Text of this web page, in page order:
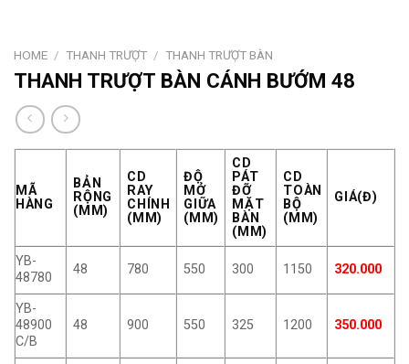
HOME / THANH TRƯỢT / THANH TRƯỢT BÀN
THANH TRƯỢT BÀN CÁNH BƯỚM 48
MÃ
HÀNG
BẢN
RỘNG
(MM)
CD
RAY
CHÍNH
(MM)
ĐỘ
MỞ
GIỮA
(MM)
CD
PÁT
ĐỠ
MẶT
BÀN
(MM)
CD
TOÀN
BỘ
(MM)
GIÁ(Đ)
YB-
48780
48 780 550 300 1150 320.000
YB-
48900
C/B
48 900 550 325 1200 350.000